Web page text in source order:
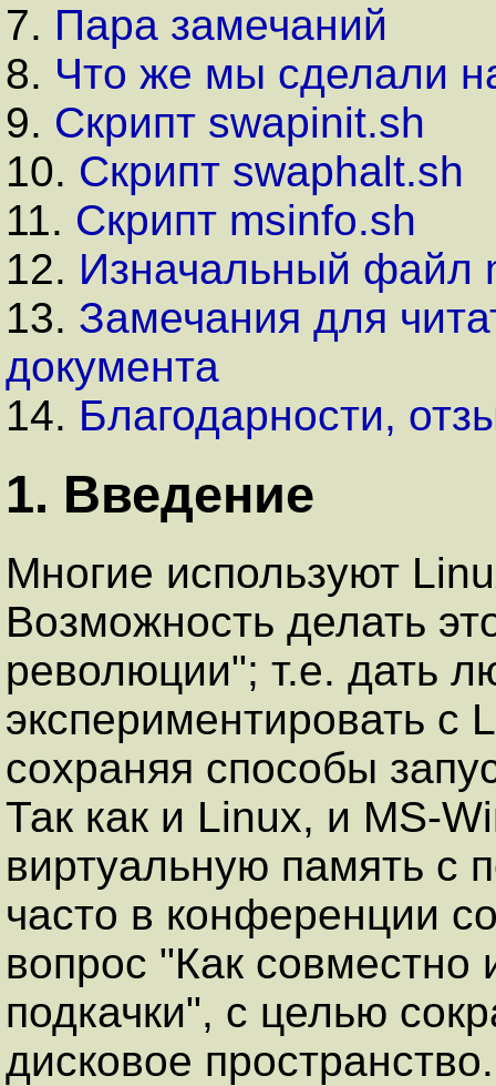
7. Пара замечаний
8. Что же мы сделали
9. Скрипт swapinit.sh
10. Скрипт swaphalt.sh
11. Скрипт msinfo.sh
12. Изначальный файл
13. Замечания для
документа
14. Благодарности,
1. Введение
Многие используют
Возможность делать
революции"; т.е. дать
экспериментировать с
сохраняя способы
Так как и Linux, и MS-
виртуальную память с
часто в конференции
вопрос "Как совместно
подкачки", с целью
дисковое пространство.